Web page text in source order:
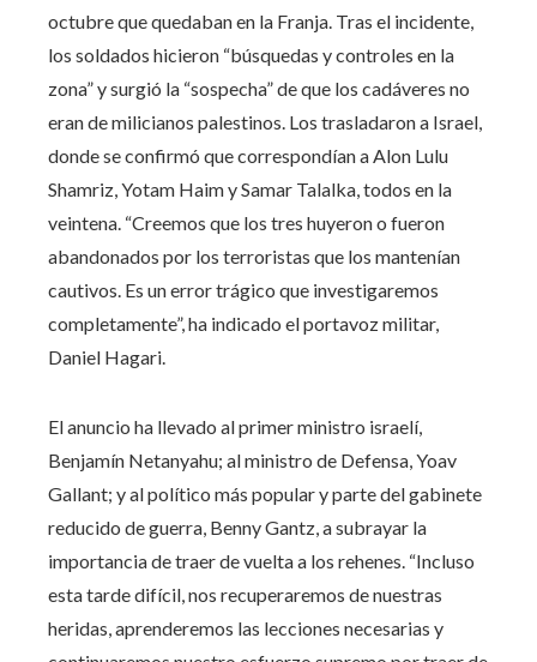
octubre que quedaban en la Franja. Tras el incidente,
los soldados hicieron “búsquedas y controles en la
zona” y surgió la “sospecha” de que los cadáveres no
eran de milicianos palestinos. Los trasladaron a Israel,
donde se confirmó que correspondían a Alon Lulu
Shamriz, Yotam Haim y Samar Talalka, todos en la
veintena. “Creemos que los tres huyeron o fueron
abandonados por los terroristas que los mantenían
cautivos. Es un error trágico que investigaremos
completamente”, ha indicado el portavoz militar,
Daniel Hagari.
El anuncio ha llevado al primer ministro israelí,
Benjamín Netanyahu; al ministro de Defensa, Yoav
Gallant; y al político más popular y parte del gabinete
reducido de guerra, Benny Gantz, a subrayar la
importancia de traer de vuelta a los rehenes. “Incluso
esta tarde difícil, nos recuperaremos de nuestras
heridas, aprenderemos las lecciones necesarias y